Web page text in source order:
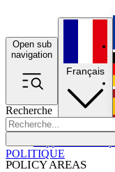
Open sub
navigation
Recherche
POLICY AREAS
Français
POLITIQUE